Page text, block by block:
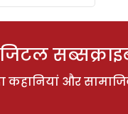
कहानियां और